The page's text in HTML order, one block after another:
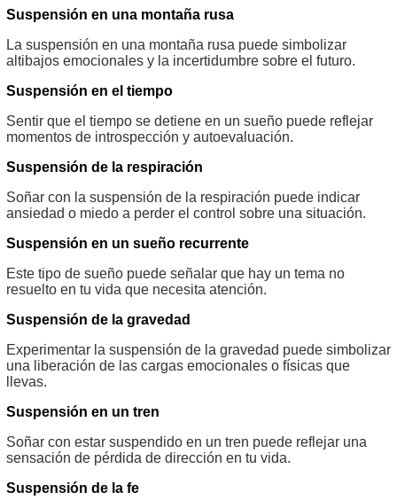
Suspensión en una montaña rusa
La suspensión en una montaña rusa puede simbolizar
altibajos emocionales y la incertidumbre sobre el futuro.
Suspensión en el tiempo
Sentir que el tiempo se detiene en un sueño puede reflejar
momentos de introspección y autoevaluación.
Suspensión de la respiración
Soñar con la suspensión de la respiración puede indicar
ansiedad o miedo a perder el control sobre una situación.
Suspensión en un sueño recurrente
Este tipo de sueño puede señalar que hay un tema no
resuelto en tu vida que necesita atención.
Suspensión de la gravedad
Experimentar la suspensión de la gravedad puede simbolizar
una liberación de las cargas emocionales o físicas que
llevas.
Suspensión en un tren
Soñar con estar suspendido en un tren puede reflejar una
sensación de pérdida de dirección en tu vida.
Suspensión de la fe